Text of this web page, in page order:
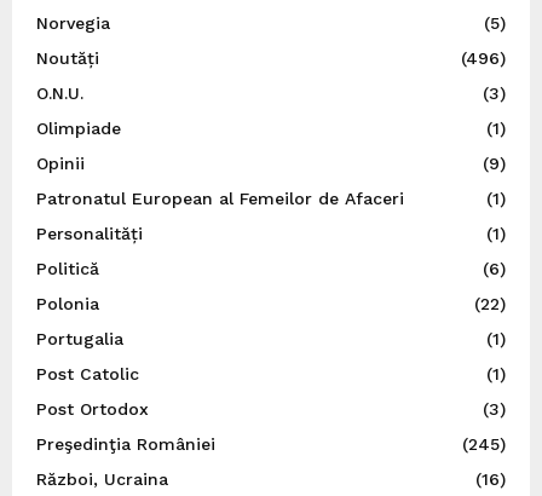
Norvegia
(5)
Noutăți
(496)
O.N.U.
(3)
Olimpiade
(1)
Opinii
(9)
Patronatul European al Femeilor de Afaceri
(1)
Personalități
(1)
Politică
(6)
Polonia
(22)
Portugalia
(1)
Post Catolic
(1)
Post Ortodox
(3)
Preşedinţia României
(245)
Război, Ucraina
(16)